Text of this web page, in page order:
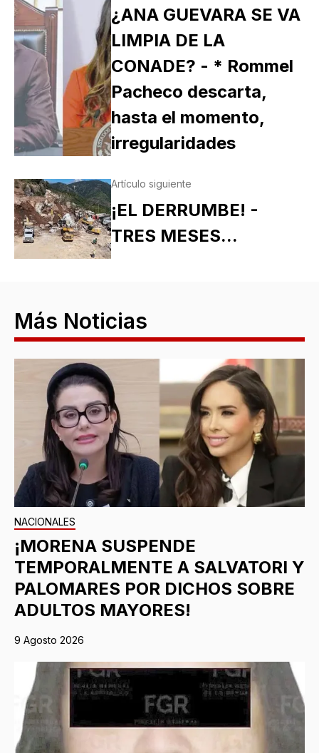
¿ANA GUEVARA SE VA
LIMPIA DE LA
CONADE? - * Rommel
Pacheco descarta,
hasta el momento,
irregularidades
Artículo siguiente
¡EL DERRUMBE! -
TRES MESES...
Más Noticias
NACIONALES
¡MORENA SUSPENDE
TEMPORALMENTE A SALVATORI Y
PALOMARES POR DICHOS SOBRE
ADULTOS MAYORES!
9 Agosto 2026